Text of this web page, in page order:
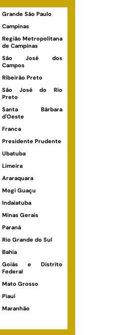
Grande São Paulo
Campinas
Região Metropolitana
de Campinas
São José dos
Campos
Ribeirão Preto
São José do Rio
Preto
Santa Bárbara
d'Oeste
Franca
Presidente Prudente
Ubatuba
Limeira
Araraquara
Mogi Guaçu
Indaiatuba
Minas Gerais
Paraná
Rio Grande do Sul
Bahia
Goiás e Distrito
Federal
Mato Grosso
Piauí
Maranhão